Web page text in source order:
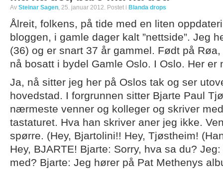
Av Steinar Sagen, 25. januar 2012. Postet i Blanda drops
Ålreit, folkens, på tide med en liten
bloggen, i gamle dager kalt ”nettside”. Jeg
(36) og er snart 37 år gammel. Født på
nå bosatt i bydel Gamle Oslo. I Oslo. Her er
Ja, nå sitter jeg her på Oslos tak og ser
hovedstad. I forgrunnen sitter Bjarte Paul
nærmeste venner og kolleger og skriver
tastaturet. Hva han skriver aner jeg ikke.
spørre. (Hey, Bjartolini!! Hey, Tjøstheim!
Hey, BJARTE! Bjarte: Sorry, hva sa du?
med? Bjarte: Jeg hører på Pat Methenys